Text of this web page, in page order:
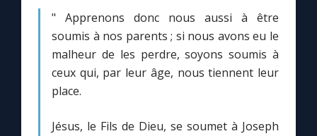
Faire un don
Marie de Nazareth
" Apprenons donc nous aussi à être
soumis à nos parents ; si nous avons eu le
malheur de les perdre, soyons soumis à
ceux qui, par leur âge, nous tiennent leur
place.
Jésus, le Fils de Dieu, se soumet à Joseph